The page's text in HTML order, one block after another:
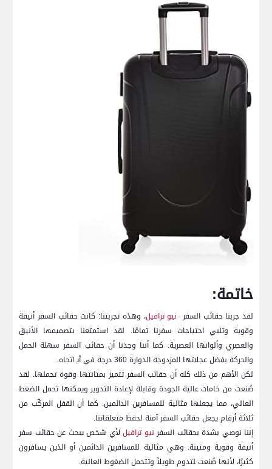
خاتمة:
لقد ⁣جربنا حقائب السفر ‍ نيو ترافيل، وهذه تجربتنا: كانت حقائب السفر أنيقة
‌وقوية وتلبي احتياجات سفرنا تمامًا. لقد استمتعنا بتصميمها الأنيق
والعصري وألوانها العصرية. كما أننا وجدنا أن ⁣حقائب ⁢السفر سهلة‌ الحمل
والحركة بفضل عجلاتها المزدوجة الدوارة 360 درجة في أي‍ اتجاه.
لكن الأهم من ذلك⁣ كله أن حقائب السفر تتميز بمتانتها وقوة تحملها. لقد
صُنعت من خامات عالية الجودة وقابلة لإعادة التدوير ويمكنها تحمل الضغط
العالي، مما يجعلها مثالية للمسافرين الدائمين. كما أن القفل المركّب ‌من
ثلاثة ⁢أرقام‌ يجعل⁤ حقائب السفر آمنة لحفظ متعلقاتنا.
إننا نوصي​ بشدة بحقائب‌ السفر نيو ⁣ترافيل لأي شخص يبحث عن حقائب سفر
أنيقة وقوية ومتينة. وهي مثالية للمسافرين الدائمين أو الذين يسافرون
كثيرًا، لأنها صُنعت ‍لتدوم طويلاً وتتحمل الضغوط العالية.